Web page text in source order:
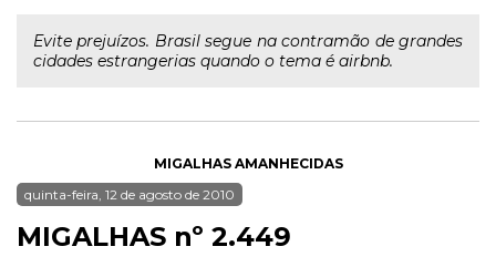
Evite prejuízos. Brasil segue na contramão de grandes
cidades estrangerias quando o tema é airbnb.
MIGALHAS AMANHECIDAS
quinta-feira, 12 de agosto de 2010
MIGALHAS nº 2.449